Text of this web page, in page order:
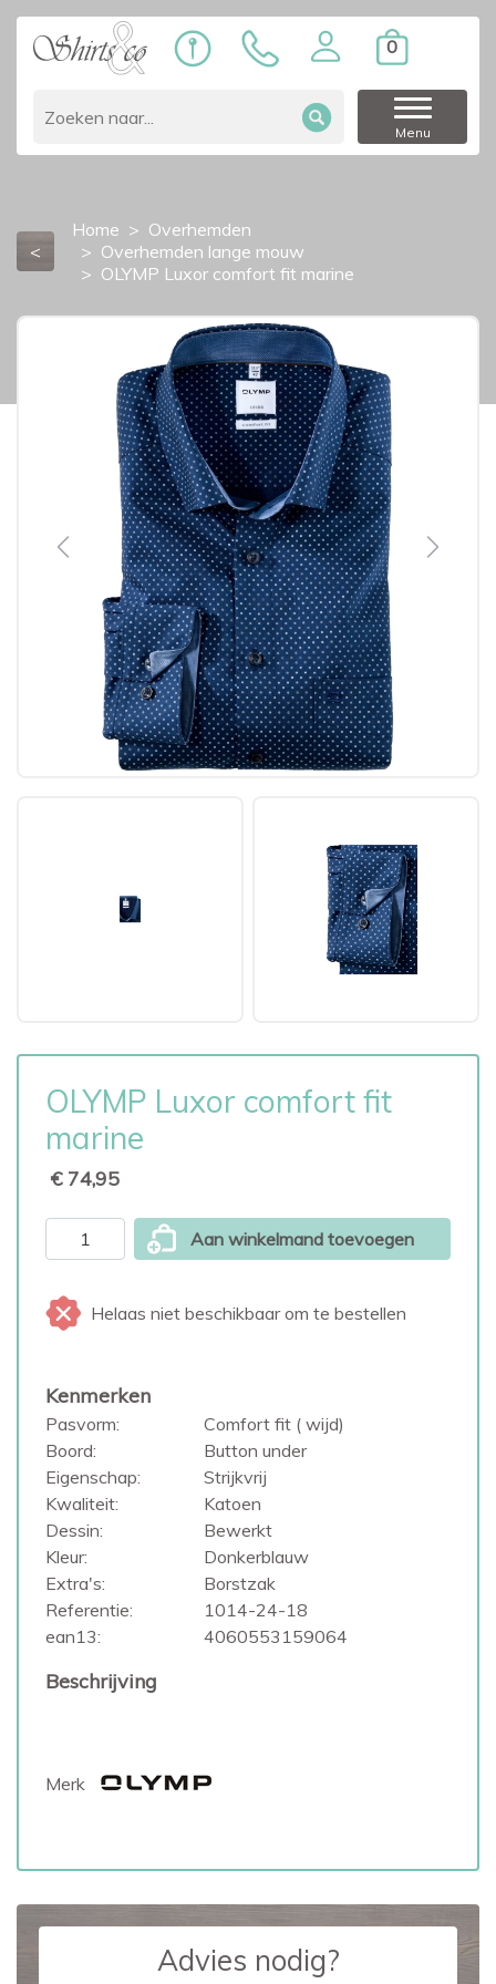
0
Menu
<
Home
Overhemden
Overhemden lange mouw
OLYMP Luxor comfort fit marine
Previous Next
OLYMP Luxor comfort fit
marine
€ 74,95
Aan winkelmand toevoegen
Helaas niet beschikbaar om te bestellen
Kenmerken
Pasvorm:
Comfort fit ( wijd)
Boord:
Button under
Eigenschap:
Strijkvrij
Kwaliteit:
Katoen
Dessin:
Bewerkt
Kleur:
Donkerblauw
Extra's:
Borstzak
Referentie:
1014-24-18
ean13:
4060553159064
Beschrijving
Merk
Advies nodig?